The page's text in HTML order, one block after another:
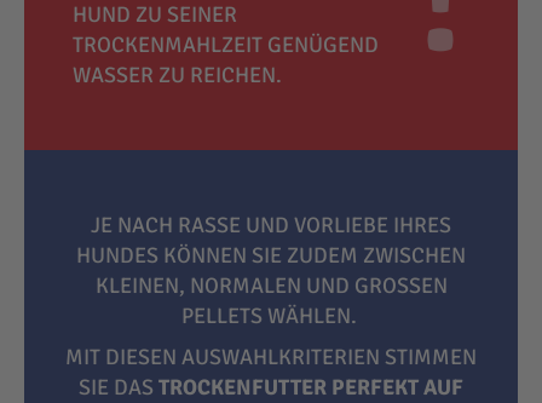
HUND ZU SEINER
TROCKENMAHLZEIT GENÜGEND
WASSER ZU REICHEN.
JE NACH RASSE UND VORLIEBE IHRES
HUNDES KÖNNEN SIE ZUDEM ZWISCHEN
KLEINEN, NORMALEN UND GROSSEN P
ELLETS WÄHLEN.
MIT DIESEN AUSWAHLKRITERIEN STIMMEN
SIE DAS TROCKENFUTTER PERFEKT AUF